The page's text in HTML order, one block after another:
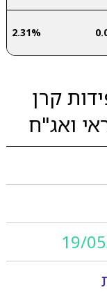
2.31%
קרן
ואג"ח
19/